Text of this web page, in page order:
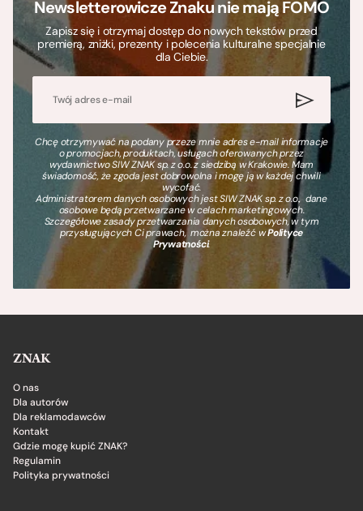
Newsletterowicze Znaku nie mają FOMO
Zapisz się i otrzymaj dostęp do nowych tekstów przed
premierą, zniżki, prezenty i polecenia kulturalne specjalnie
dla Ciebie.
Chcę otrzymywać na podany przeze mnie adres e-mail informacje
o promocjach, produktach, usługach oferowanych przez
wydawnictwo SIW ZNAK sp. z o.o. z siedzibą w Krakowie. Mam
świadomość, że zgoda jest dobrowolna i mogę ją w każdej chwili
wycofać.
Administratorem danych osobowych jest SIW ZNAK sp. z o.o., dane
osobowe będą przetwarzane w celach marketingowych.
Szczegółowe zasady przetwarzania danych osobowych, w tym
przysługujących Ci prawach, można znaleźć wPolityce
Prywatności.
ZNAK
O nas
Dla autorów
Dla reklamodawców
Kontakt
Gdzie mogę kupić ZNAK?
Regulamin
Polityka prywatności